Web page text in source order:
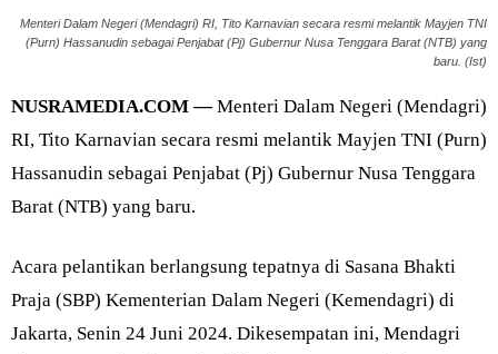
Menteri Dalam Negeri (Mendagri) RI, Tito Karnavian secara resmi melantik Mayjen TNI
(Purn) Hassanudin sebagai Penjabat (Pj) Gubernur Nusa Tenggara Barat (NTB) yang
baru. (Ist)
NUSRAMEDIA.COM —Menteri Dalam Negeri (Mendagri)
RI, Tito Karnavian secara resmi melantik Mayjen TNI (Purn)
Hassanudin sebagai Penjabat (Pj) Gubernur Nusa Tenggara
Barat (NTB) yang baru.
Acara pelantikan berlangsung tepatnya di Sasana Bhakti
Praja (SBP) Kementerian Dalam Negeri (Kemendagri) di
Jakarta, Senin 24 Juni 2024. Dikesempatan ini, Mendagri